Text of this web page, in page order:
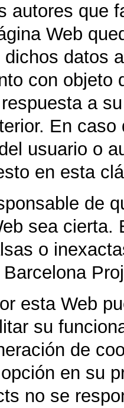
autores que
Web
dichos datos
con objeto
a
En
usuario o
en esta
de
sea cierta.
o
esta Web
su
de
en su
no se